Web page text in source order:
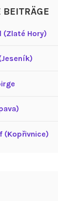
BEITRÄGE
(Zlaté Hory)
(Kopřivnice)